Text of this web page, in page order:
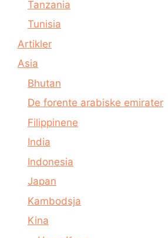
Tanzania
Tunisia
Artikler
Asia
Bhutan
De forente arabiske emirater
Filippinene
India
Indonesia
Japan
Kambodsja
Kina